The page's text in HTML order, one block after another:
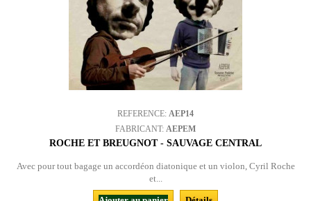
REFERENCE: AEP14
FABRICANT: AEPEM
ROCHE ET BREUGNOT - SAUVAGE CENTRAL
Avec pour tout bagage un accordéon diatonique et un violon, Cyril Roche
et...